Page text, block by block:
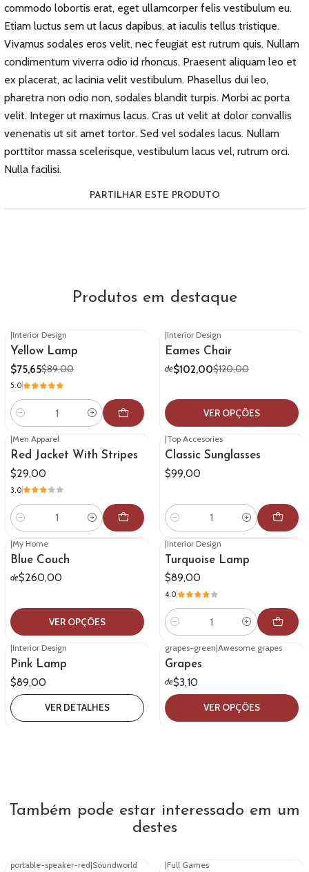
commodo lobortis erat, eget ullamcorper felis vestibulum eu.
Etiam luctus sem ut lacus dapibus, at iaculis tellus tristique.
Vivamus sodales eros velit, nec feugiat est rutrum quis. Nullam
condimentum viverra odio id rhoncus. Praesent aliquam leo et
ex placerat, ac lacinia velit vestibulum. Phasellus dui leo,
pharetra non odio non, sodales blandit turpis. Morbi ac porta
velit. Integer ut maximus lacus. Cras ut velit at dolor convallis
venenatis ut sit amet tortor. Sed vel sodales lacus. Nullam
porttitor massa scelerisque, vestibulum lacus vel, rutrum orci.
Nulla facilisi.
PARTILHAR ESTE PRODUTO
Produtos em destaque
DESCONTO
|Interior Design
Yellow Lamp
$75,65$89,00
5.0
Quantidade
DESCONTO
|Interior Design
Eames Chair
de$102,00$120,00
VER OPÇÕES
|Men Apparel
Red Jacket With Stripes
$29,00
3.0
Quantidade
|Top Accesories
Classic Sunglasses
$99,00
Quantidade
|My Home
Blue Couch
de$260,00
VER OPÇÕES
|Interior Design
Turquoise Lamp
$89,00
4.0
Quantidade
|Interior Design
Pink Lamp
$89,00
VER DETALHES
grapes-green|Awesome grapes
Grapes
de$3,10
VER OPÇÕES
Também pode estar interessado em um
destes
portable-speaker-red|Soundworld |Full Games